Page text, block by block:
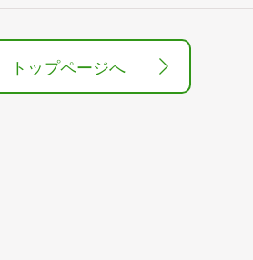
トップページへ